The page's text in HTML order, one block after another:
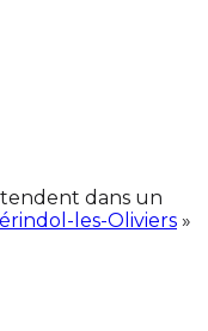
dans un
les-Oliviers »